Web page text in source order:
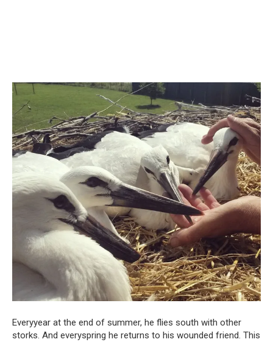
Everyyear at the end of summer, he flies south with other
storks. And everyspring he returns to his wounded friend. This